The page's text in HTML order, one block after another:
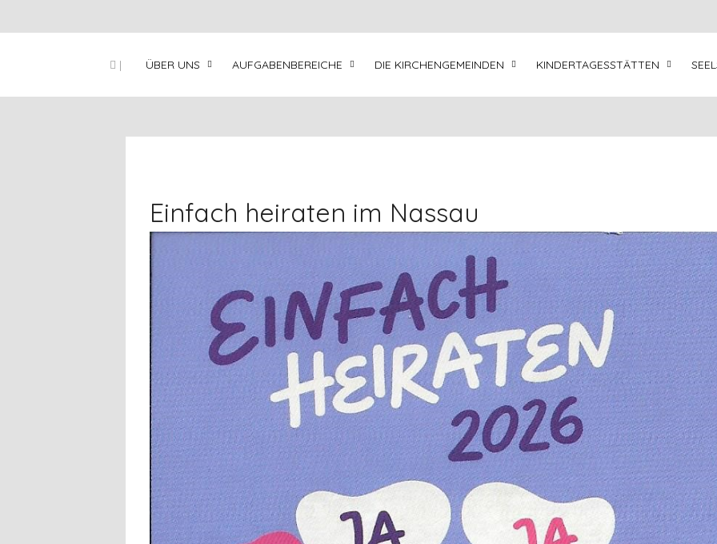
| ÜBER UNS AUFGABENBEREICHE DIE KIRCHENGEMEINDEN KINDERTAGESSTÄTTEN
Einfach heiraten im Nassau